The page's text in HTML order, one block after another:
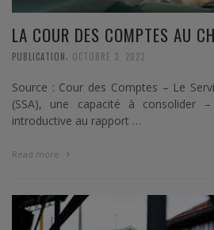
LA COUR DES COMPTES AU
PUBLICATION OCTOBRE 3, 2023
Source : Cour des Comptes – Le
(SSA), une capacité à consolider
introductive au rapport …
Read more